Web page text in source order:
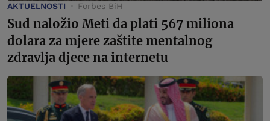
AKTUELNOSTI Forbes BiH
Sud naložio Meti da plati 567 miliona
dolara za mjere zaštite mentalnog
zdravlja djece na internetu